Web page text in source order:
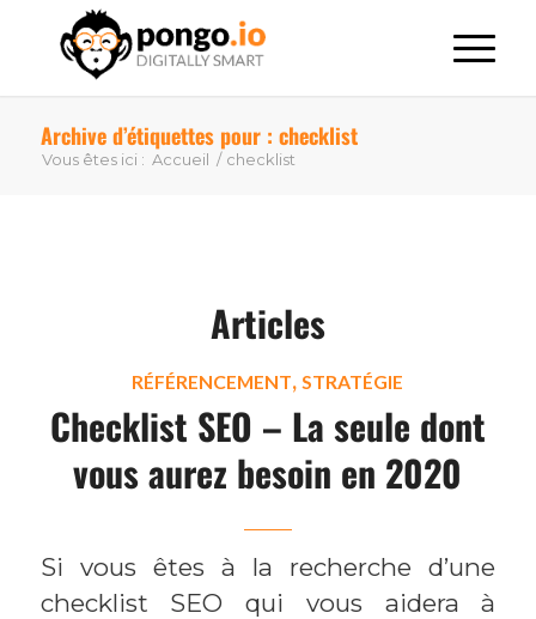
Archive d’étiquettes pour : checklist
Vous êtes ici : Accueil / checklist
Articles
RÉFÉRENCEMENT,STRATÉGIE
Checklist SEO – La seule dont
vous aurez besoin en 2020
Si vous êtes à la recherche d’une
checklist SEO qui vous aidera à